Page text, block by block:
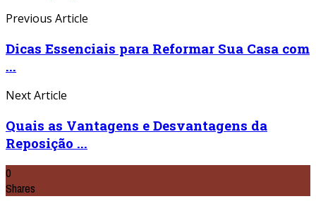
Previous Article
Dicas Essenciais para Reformar Sua Casa com
...
Next Article
Quais as Vantagens e Desvantagens da
Reposição ...
0
Shares